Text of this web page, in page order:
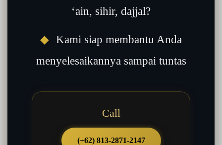
‘ain, sihir, dajjal?
◆ Kami siap membantu Anda
menyelesaikannya sampai tuntas
Call
(+62) 813-2871-2147